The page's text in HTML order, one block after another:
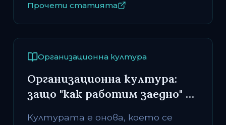
Прочети статията
Организационна култура
Организационна култура:
защо "как работим заедно" е
Културата е онова, което се